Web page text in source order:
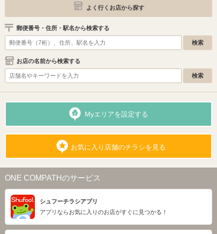
よく行くお店から探す
郵便番号・住所・駅名から検索する
お店の名前から検索する
Myエリアを設定する
お気に入り店舗のチラシを見る
ONE COMPATHのサービス
シュフーチラシアプリ
アプリならお気に入りのお店がすぐに見つかる！